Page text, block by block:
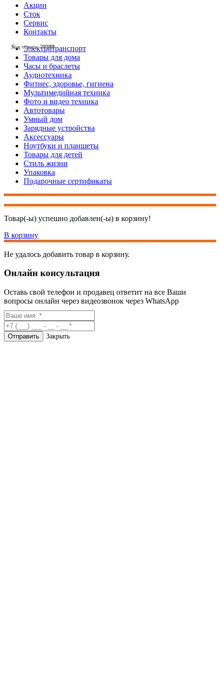
Код товара: 28581
Код товара: 28554
Код товара: 28553
Код товара: 28419
Код товара: 28395
Код товара: 28342
Код товара: 28341
Код товара: 28332
Код товара: 28269
Код товара: 28268
Код товара: 28246
Код товара: 28242
Акции
Сток
Сервис
Контакты
Электротранспорт
Товары для дома
Часы и браслеты
Аудиотехника
Фитнес, здоровье, гигиена
Мультимедийная техника
Фото и видео техника
Автотовары
Умный дом
Зарядные устройства
Аксессуары
Ноутбуки и планшеты
Товары для детей
Стиль жизни
Упаковка
Подарочные сертификаты
Товар(-ы) успешно добавлен(-ы) в корзину!
В корзину
Не удалось добавить товар в корзину.
Онлайн консультация
Оставь свой телефон и продавец ответит на все Ваши
вопросы онлайн через видеозвонок через WhatsApp
Закрыть